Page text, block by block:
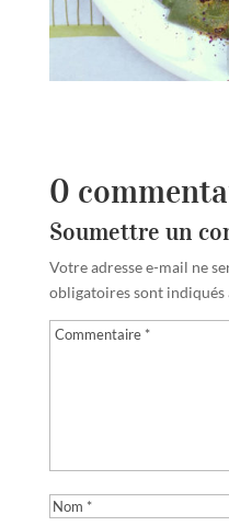
0
Soumettre un
Votre adresse e-mail ne
obligatoires sont indiqués